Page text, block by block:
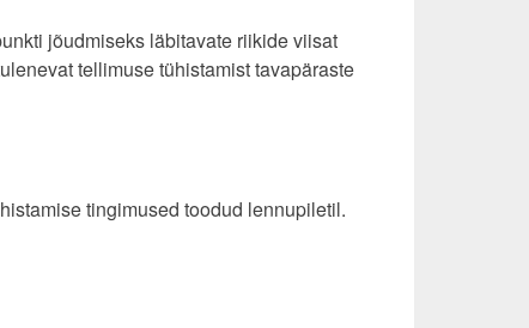
jõudmiseks läbitavate riikide viisat
tellimuse tühistamist tavapäraste
tingimused toodud lennupiletil.